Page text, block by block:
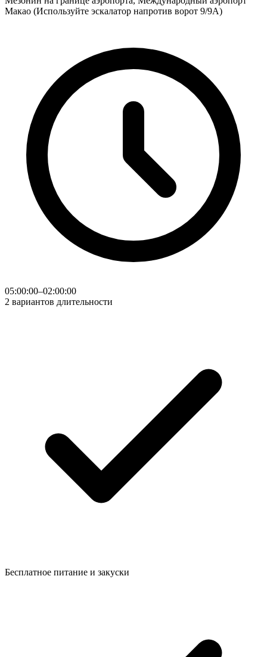
Макао (Используйте эскалатор напротив ворот 9/9A)
05:00:00–02:00:00
2 вариантов длительности
Бесплатное питание и закуски